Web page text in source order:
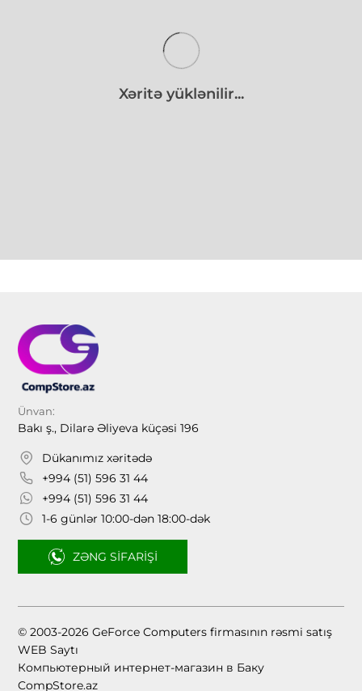
Xəritə yüklənilir...
Ünvan:
Bakı ş., Dilarə Əliyeva küçəsi 196
Dükanımız xəritədə
+994 (51) 596 31 44
+994 (51) 596 31 44
1-6 günlər 10:00-dən 18:00-dək
ZƏNG SIFARIŞI
© 2003-2026 GeForce Computers firmasının rəsmi satış
WEB Saytı
Компьютерный интернет-магазин в Баку
CompStore.az